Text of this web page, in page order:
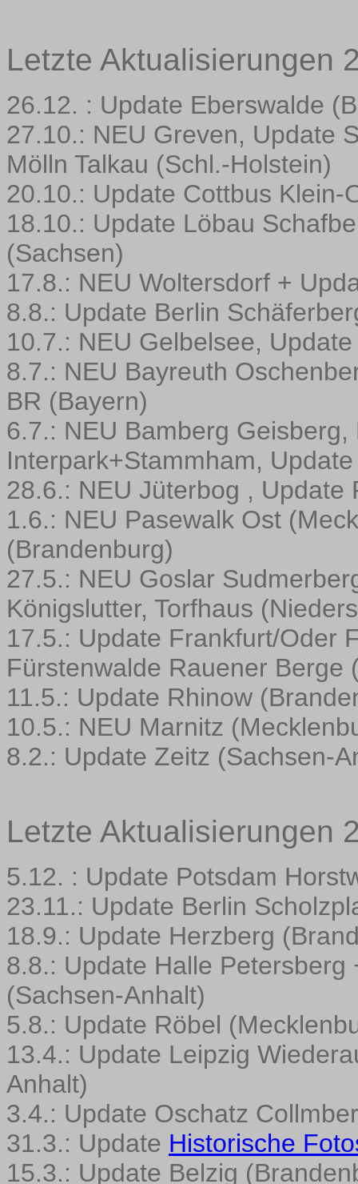
Letzte Aktualisierungen
26.12. : Update Eberswalde
27.10.: NEU Greven, Update
Mölln Talkau (Schl.-Holstein)
20.10.: Update Cottbus Klein-
18.10.: Update Löbau
(Sachsen)
17.8.: NEU Woltersdorf +
8.8.: Update Berlin
10.7.: NEU Gelbelsee,
8.7.: NEU Bayreuth
BR (Bayern)
6.7.: NEU Bamberg
Interpark+Stammham,
28.6.: NEU Jüterbog , Update
1.6.: NEU Pasewalk Ost
(Brandenburg)
27.5.: NEU Goslar
Königslutter, Torfhaus
17.5.: Update Frankfurt/Oder
Fürstenwalde Rauener Berge
11.5.: Update Rhinow
10.5.: NEU Marnitz
8.2.: Update Zeitz (Sachsen-
Letzte Aktualisierungen
5.12. : Update Potsdam
23.11.: Update Berlin
18.9.: Update Herzberg
8.8.: Update Halle
(Sachsen-Anhalt)
5.8.: Update Röbel
13.4.: Update Leipzig
Anhalt)
3.4.: Update Oschatz
31.3.: Update Historische
15.3.: Update Belzig